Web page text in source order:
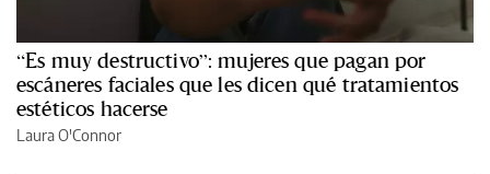
“Es muy destructivo”: mujeres que pagan por
escáneres faciales que les dicen qué tratamientos
estéticos hacerse
Laura O'Connor